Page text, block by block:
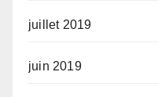
juillet 2019
juin 2019